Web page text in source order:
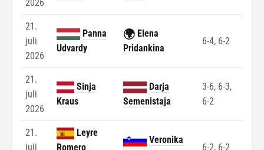
2026
21.
juli
2026
Panna
Udvardy
🌍 Elena
Pridankina
6-4, 6-2
21.
juli
2026
Sinja
Kraus
Darja
Semenistaja
3-6, 6-3,
6-2
21.
juli
Leyre
Romero
Veronika
6-2, 6-2